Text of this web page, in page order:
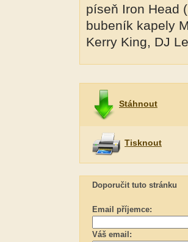
píseň Iron Head
bubeník kapely
Kerry King, DJ
Stáhnout
Tisknout
Doporučit tuto stránku
Email příjemce:
Váš email: